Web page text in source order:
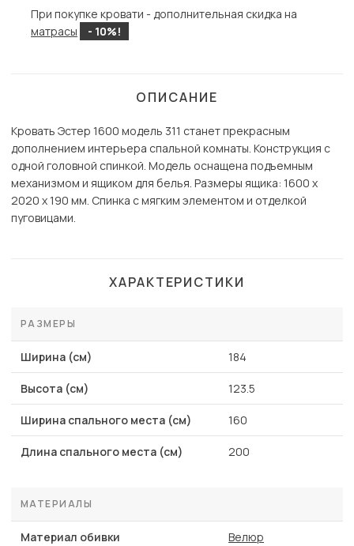
При покупке кровати - дополнительная скидка на
матрасы
- 10%!
ОПИСАНИЕ
Кровать Эстер 1600 модель 311 станет прекрасным
дополнением интерьера спальной комнаты. Конструкция с
одной головной спинкой. Модель оснащена подъемным
механизмом и ящиком для белья. Размеры ящика: 1600 х
2020 х 190 мм. Спинка с мягким элементом и отделкой
пуговицами.
ХАРАКТЕРИСТИКИ
РАЗМЕРЫ
Ширина (см) 184
Высота (см) 123.5
Ширина спального места (см) 160
Длина спального места (см) 200
МАТЕРИАЛЫ
Материал обивки Велюр